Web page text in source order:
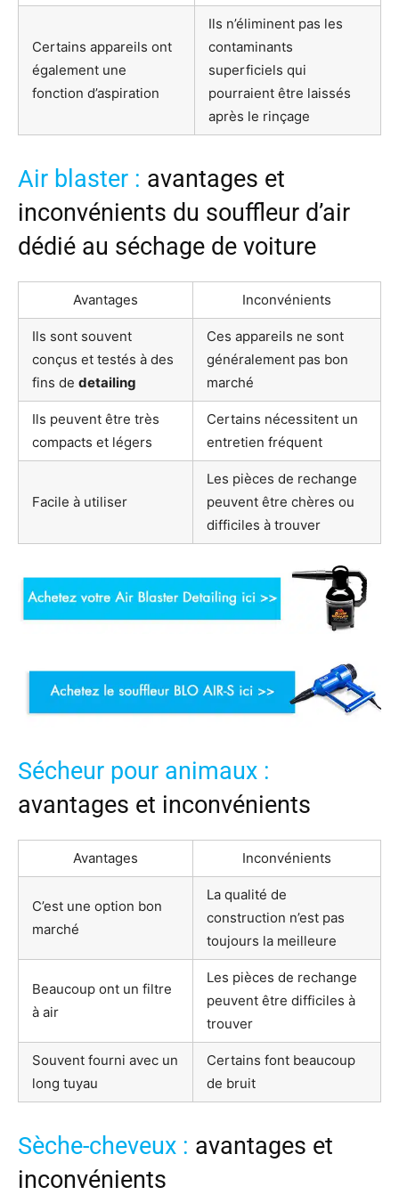
Certains appareils ont
également une
fonction d’aspiration
Ils n’éliminent pas les
contaminants
superficiels qui
pourraient être laissés
après le rinçage
Air blaster : avantages et
inconvénients du souffleur d’air
dédié au séchage de voiture
Avantages Inconvénients
Ils sont souvent
conçus et testés à des
fins de detailing
Ces appareils ne sont
généralement pas bon
marché
Ils peuvent être très
compacts et légers
Certains nécessitent un
entretien fréquent
Facile à utiliser
Les pièces de rechange
peuvent être chères ou
difficiles à trouver
Sécheur pour animaux :
avantages et inconvénients
Avantages Inconvénients
C’est une option bon
marché
La qualité de
construction n’est pas
toujours la meilleure
Beaucoup ont un filtre
à air
Les pièces de rechange
peuvent être difficiles à
trouver
Souvent fourni avec un
long tuyau
Certains font beaucoup
de bruit
Sèche-cheveux : avantages et
inconvénients